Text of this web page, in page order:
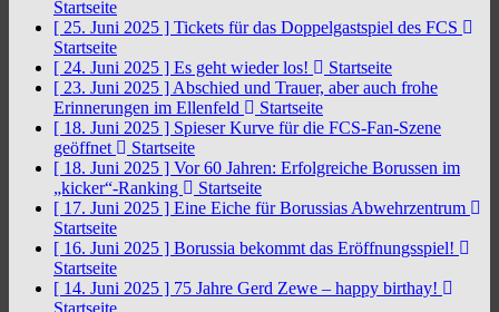
Startseite
[ 25. Juni 2025 ] Tickets für das Doppelgastspiel des FCS
Startseite
[ 24. Juni 2025 ] Es geht wieder los!
Startseite
[ 23. Juni 2025 ] Abschied und Trauer, aber auch frohe
Erinnerungen im Ellenfeld
Startseite
[ 18. Juni 2025 ] Spieser Kurve für die FCS-Fan-Szene
geöffnet
Startseite
[ 18. Juni 2025 ] Vor 60 Jahren: Erfolgreiche Borussen im
„kicker“-Ranking
Startseite
[ 17. Juni 2025 ] Eine Eiche für Borussias Abwehrzentrum
Startseite
[ 16. Juni 2025 ] Borussia bekommt das Eröffnungsspiel!
Startseite
[ 14. Juni 2025 ] 75 Jahre Gerd Zewe – happy birthay!
Startseite